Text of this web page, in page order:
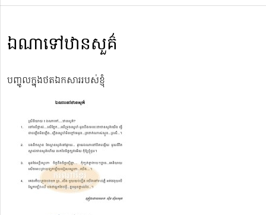
ឯណាទៅឋានសួគ៌
បញ្ចូលក្នុងថតឯកសាររបស់ខ្ញុំ